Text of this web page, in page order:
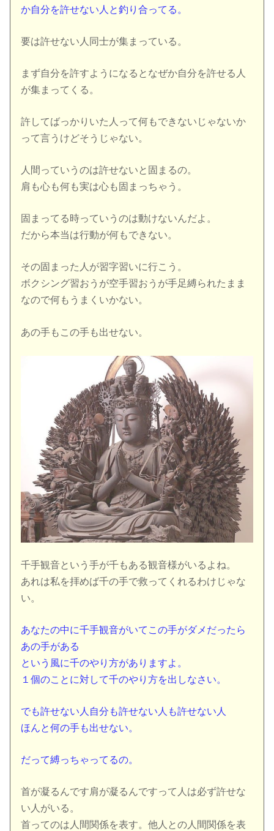
か自分を許せない人と釣り合ってる。
要は許せない人同士が集まっている。
まず自分を許すようになるとなぜか自分を許せる人
が集まってくる。
許してばっかりいた人って何もできないじゃないか
って言うけどそうじゃない。
人間っていうのは許せないと固まるの。
肩も心も何も実は心も固まっちゃう。
固まってる時っていうのは動けないんだよ。
だから本当は行動が何もできない。
その固まった人が習字習いに行こう。
ボクシング習おうが空手習おうが手足縛られたまま
なので何もうまくいかない。
あの手もこの手も出せない。
千手観音という手が千もある観音様がいるよね。
あれは私を拝めば千の手で救ってくれるわけじゃな
い。
あなたの中に千手観音がいてこの手がダメだったら
あの手がある
という風に千のやり方がありますよ。
１個のことに対して千のやり方を出しなさい。
でも許せない人自分も許せない人も許せない人
ほんと何の手も出せない。
だって縛っちゃってるの。
首が凝るんです肩が凝るんですって人は必ず許せな
い人がいる。
首ってのは人間関係を表す。他人との人間関係を表